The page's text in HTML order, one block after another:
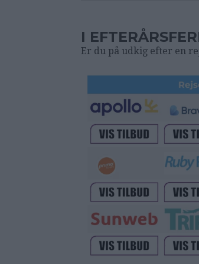
I
Er du på udkig efter en